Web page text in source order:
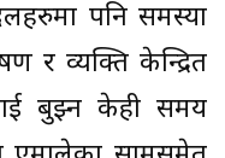
पनि समस्या
र व्यक्ति केन्द्रित
बुझ्न केही समय